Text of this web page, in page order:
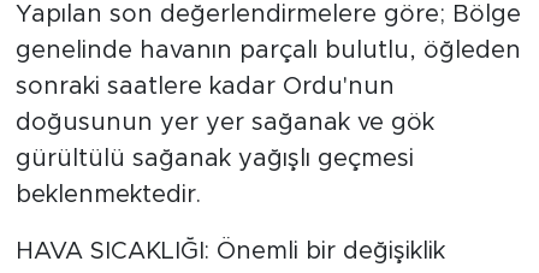
Yapılan son değerlendirmelere göre; Bölge
genelinde havanın parçalı bulutlu, öğleden
sonraki saatlere kadar Ordu'nun
doğusunun yer yer sağanak ve gök
gürültülü sağanak yağışlı geçmesi
beklenmektedir.
HAVA SICAKLIĞI: Önemli bir değişiklik